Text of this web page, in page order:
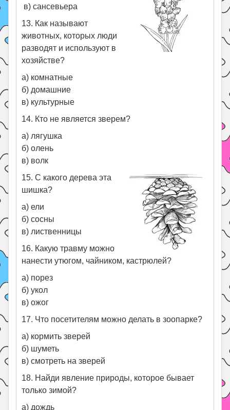
в) сансевьера
13. Как называют
животных, которых люди
разводят и используют в
хозяйстве?
а) комнатные
б) домашние
в) культурные
14. Кто не является зверем?
а) лягушка
б) олень
в) волк
15. С какого дерева эта
шишка?
а) ели
б) сосны
в) лиственницы
16. Какую травму можно
нанести утюгом, чайником, кастрюлей?
а) порез
б) укол
в) ожог
17. Что посетителям можно делать в зоопарке?
а) кормить зверей
б) шуметь
в) смотреть на зверей
18. Найди явление природы, которое бывает
только зимой?
а) дождь